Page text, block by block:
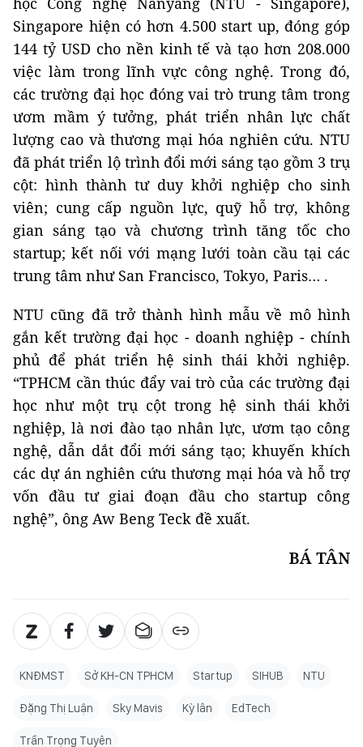
Singapore hiện có hơn 4.500 start up, đóng góp
144 tỷ USD cho nền kinh tế và tạo hơn 208.000
việc làm trong lĩnh vực công nghệ. Trong đó,
các trường đại học đóng vai trò trung tâm trong
ươm mầm ý tưởng, phát triển nhân lực chất
lượng cao và thương mại hóa nghiên cứu. NTU
đã phát triển lộ trình đổi mới sáng tạo gồm 3 trụ
cột: hình thành tư duy khởi nghiệp cho sinh
viên; cung cấp nguồn lực, quỹ hỗ trợ, không
gian sáng tạo và chương trình tăng tốc cho
startup; kết nối với mạng lưới toàn cầu tại các
trung tâm như San Francisco, Tokyo, Paris… .
NTU cũng đã trở thành hình mẫu về mô hình
gắn kết trường đại học - doanh nghiệp - chính
phủ để phát triển hệ sinh thái khởi nghiệp.
“TPHCM cần thúc đẩy vai trò của các trường đại
học như một trụ cột trong hệ sinh thái khởi
nghiệp, là nơi đào tạo nhân lực, ươm tạo công
nghệ, dẫn dắt đổi mới sáng tạo; khuyến khích
các dự án nghiên cứu thương mại hóa và hỗ trợ
vốn đầu tư giai đoạn đầu cho startup công
nghệ”, ông Aw Beng Teck đề xuất.
BÁ TÂN
KNĐMST Sở KH-CN TPHCM Startup SIHUB NTU
Đặng Thị Luận Sky Mavis Kỳ lân EdTech
Trần Trọng Tuyên